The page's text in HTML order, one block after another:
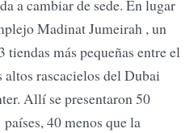
a cambiar de sede. En lugar
Madinat Jumeirah , un
más pequeñas entre el
rascacielos del Dubai
Allí se presentaron 50
40 menos que la